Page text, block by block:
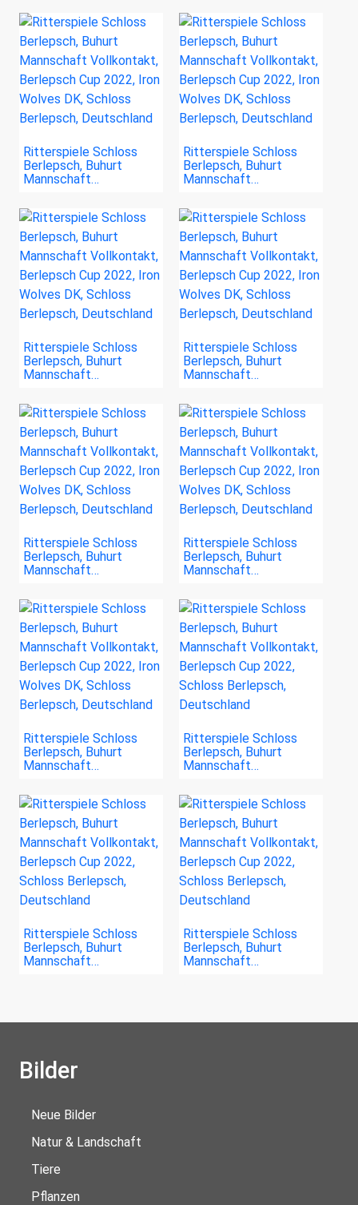
Ritterspiele Schloss
Berlepsch, Buhurt
Mannschaft…
Ritterspiele Schloss
Berlepsch, Buhurt
Mannschaft…
Ritterspiele Schloss
Berlepsch, Buhurt
Mannschaft…
Ritterspiele Schloss
Berlepsch, Buhurt
Mannschaft…
Ritterspiele Schloss
Berlepsch, Buhurt
Mannschaft…
Ritterspiele Schloss
Berlepsch, Buhurt
Mannschaft…
Ritterspiele Schloss
Berlepsch, Buhurt
Mannschaft…
Ritterspiele Schloss
Berlepsch, Buhurt
Mannschaft…
Ritterspiele Schloss
Berlepsch, Buhurt
Mannschaft…
Ritterspiele Schloss
Berlepsch, Buhurt
Mannschaft…
Bilder
Neue Bilder
Natur & Landschaft
Tiere
Pflanzen